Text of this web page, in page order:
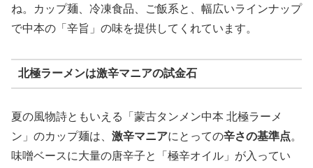
ね。カップ麺、冷凍食品、ご飯系と、幅広いラインナップ
で中本の「辛旨」の味を提供してくれています。
北極ラーメンは激辛マニアの試金石
夏の風物詩ともいえる「蒙古タンメン中本 北極ラーメ
ン」のカップ麺は、 激辛マニアにとっての辛さの基準点。
味噌ベースに大量の唐辛子と「極辛オイル」が入ってい